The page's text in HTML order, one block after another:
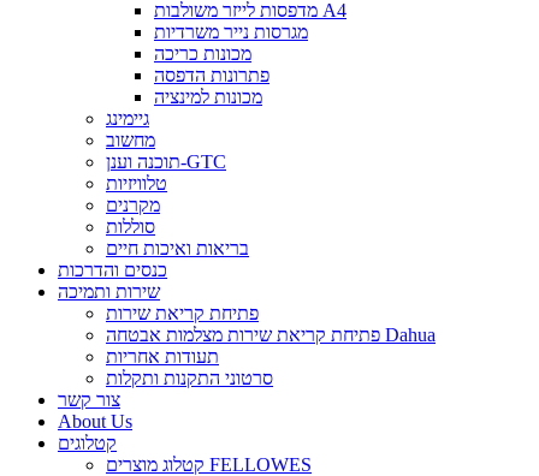
מדפסות לייזר משולבות A4
מגרסות נייר משרדיות
מכונות כריכה
פתרונות הדפסה
מכונות למינציה
גיימינג
מחשוב
תוכנה וענן-GTC
טלוויזיות
מקרנים
סוללות
בריאות ואיכות חיים
כנסים והדרכות
שירות ותמיכה
פתיחת קריאת שירות
פתיחת קריאת שירות מצלמות אבטחה Dahua
תעודות אחריות
סרטוני התקנות ותקלות
צור קשר
About Us
קטלוגים
קטלוג מוצרים FELLOWES